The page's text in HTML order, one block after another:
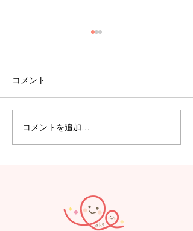
【えみたす】Summer
Festival 🎋🌻
コメント
コメントを追加…